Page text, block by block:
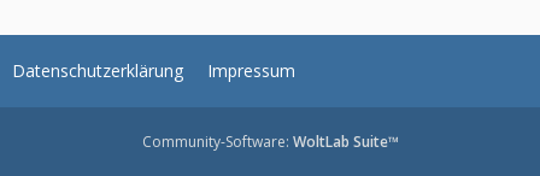
Datenschutzerklärung Impressum
Community-Software: WoltLab Suite™